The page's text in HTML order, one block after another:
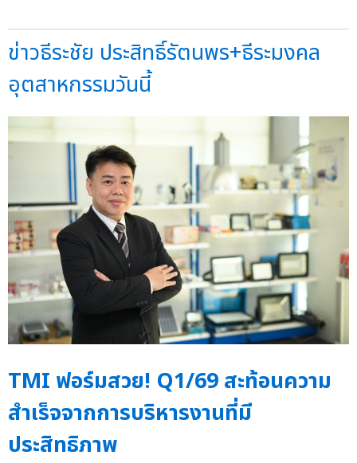
ข่าวธีระชัย ประสิทธิ์รัตนพร+ธีระมงคล
อุตสาหกรรมวันนี้
TMI ฟอร์มสวย! Q1/69 สะท้อนความ
สำเร็จจากการบริหารงานที่มี
ประสิทธิภาพ